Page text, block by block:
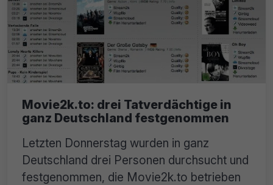
Movie2k.to: drei Tatverdächtige in
ganz Deutschland festgenommen
Letzten Donnerstag wurden in ganz
Deutschland drei Personen durchsucht und
festgenommen, die Movie2k.to betrieben